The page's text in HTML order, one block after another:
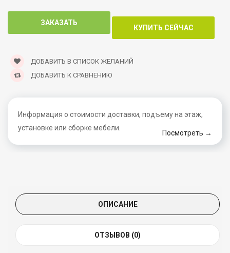
ДОБАВИТЬ В СПИСОК ЖЕЛАНИЙ
ДОБАВИТЬ К СРАВНЕНИЮ
Информация о стоимости доставки, подъему на этаж,
установке или сборке мебели.
Посмотреть →
ОПИСАНИЕ
ОТЗЫВОВ (0)